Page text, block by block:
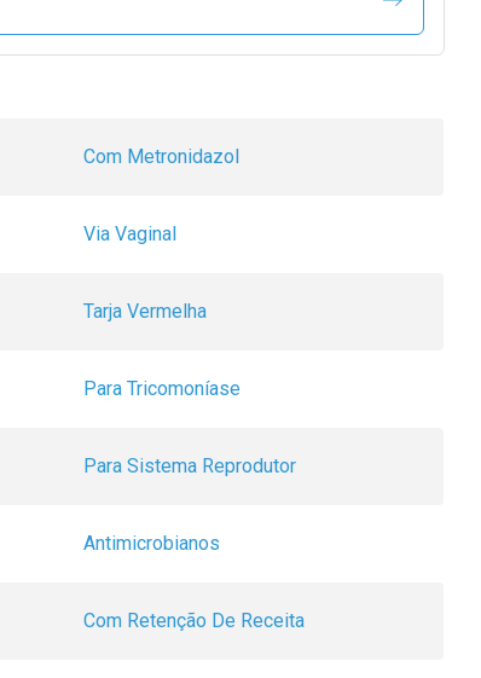
Com Metronidazol
Via Vaginal
Tarja Vermelha
Para Tricomoníase
Para Sistema Reprodutor
Antimicrobianos
Com Retenção De Receita